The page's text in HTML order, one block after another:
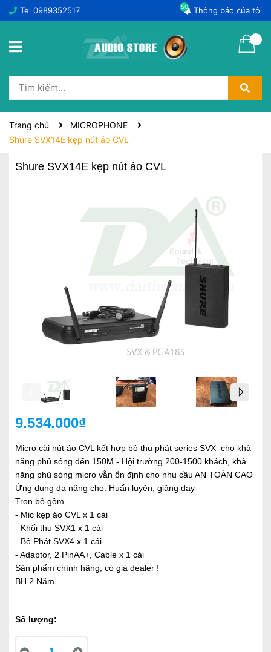
Tel 0989352517 Thông báo của tôi
50
Trang chủ
MICROPHONE
Shure SVX14E kẹp nút áo CVL
Shure SVX14E kẹp nút áo CVL
9.534.000₫
Micro cài nút áo CVL kết hợp bộ thu phát series SVX cho khả
năng phủ sóng đến 150M - Hội trường 200-1500 khách, khả
năng phủ sóng micro vẫn ổn định cho nhu cầu AN TOÀN CAO
Ứng dụng đa năng cho: Huấn luyện, giảng dạy
Trọn bộ gồm
- Mic kẹp áo CVL x 1 cái
- Khối thu SVX1 x 1 cái
- Bộ Phát SVX4 x 1 cái
- Adaptor, 2 PinAA+, Cable x 1 cái
Sản phẩm chính hãng, có giá dealer !
BH 2 Năm
Số lượng: